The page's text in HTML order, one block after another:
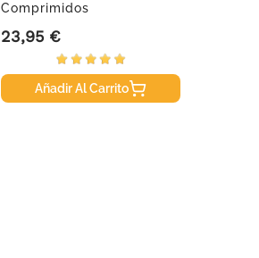
Comprimidos
Precio
23,95 €
Añadir Al Carrito